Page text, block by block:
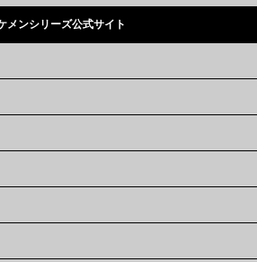
メンシリーズ公式サイト